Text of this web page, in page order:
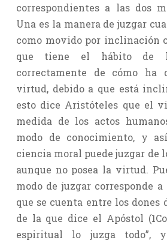
correspondientes a las dos
Una es la manera de juzgar
como movido por inclinación
que tiene el hábito de
correctamente de cómo ha
virtud, debido a que está
esto dice Aristóteles que el
medida de los actos
modo de conocimiento, y
ciencia moral puede juzgar de
aunque no posea la virtud.
modo de juzgar corresponde
que se cuenta entre los dones
de la que dice el Apóstol (1Co
espiritual lo juzga todo”,